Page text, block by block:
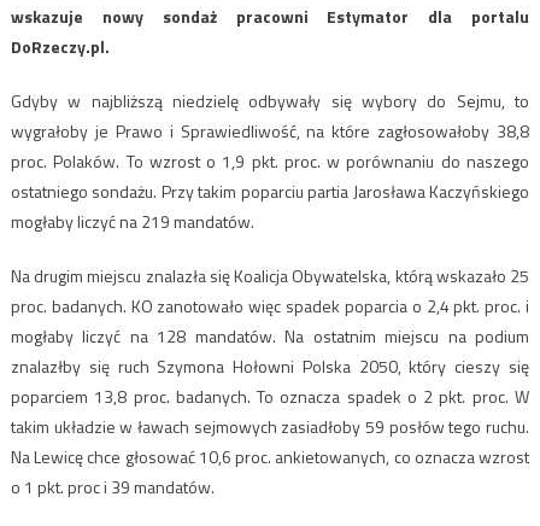
wskazuje nowy sondaż pracowni Estymator dla portalu
DoRzeczy.pl.
Gdyby w najbliższą niedzielę odbywały się wybory do Sejmu, to
wygrałoby je Prawo i Sprawiedliwość, na które zagłosowałoby 38,8
proc. Polaków. To wzrost o 1,9 pkt. proc. w porównaniu do naszego
ostatniego sondażu. Przy takim poparciu partia Jarosława Kaczyńskiego
mogłaby liczyć na 219 mandatów.
Na drugim miejscu znalazła się Koalicja Obywatelska, którą wskazało 25
proc. badanych. KO zanotowało więc spadek poparcia o 2,4 pkt. proc. i
mogłaby liczyć na 128 mandatów. Na ostatnim miejscu na podium
znalazłby się ruch Szymona Hołowni Polska 2050, który cieszy się
poparciem 13,8 proc. badanych. To oznacza spadek o 2 pkt. proc. W
takim układzie w ławach sejmowych zasiadłoby 59 posłów tego ruchu.
Na Lewicę chce głosować 10,6 proc. ankietowanych, co oznacza wzrost
o 1 pkt. proc i 39 mandatów.